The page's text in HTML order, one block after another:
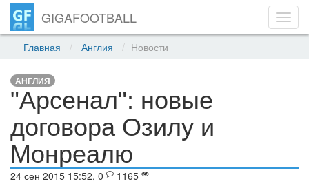
GIGAFOOTBALL
Главная Англия Новости
АНГЛИЯ
"Арсенал": новые
договора Озилу и
Монреалю
24 сен 2015 15:52, 0 1165